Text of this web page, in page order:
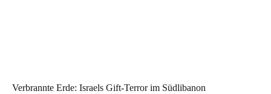
Verbrannte Erde: Israels Gift-Terror im Südlibanon